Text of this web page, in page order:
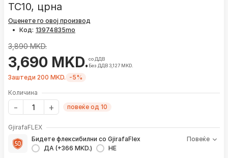
TC10, црна
Оценете го овој производ
• Код:
3,890 MKD.
3,690 MKD.со ДДВ
Без ДДВ 3,127 MKD.
Заштеди 200 MKD. -5%
Количина
повеќе од 10
GjirafaFLEX
Бидете флексибилни со GjirafaFlex
ДА (+366 MKD.)
НЕ
Повеќе